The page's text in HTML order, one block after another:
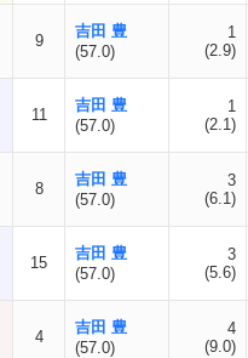
9
吉田 豊
(57.0)
1
(2.9)
11
吉田 豊
(57.0)
1
(2.1)
8
吉田 豊
(57.0)
3
(6.1)
15
吉田 豊
(57.0)
3
(5.6)
4
吉田 豊
(57.0)
4
(9.0)